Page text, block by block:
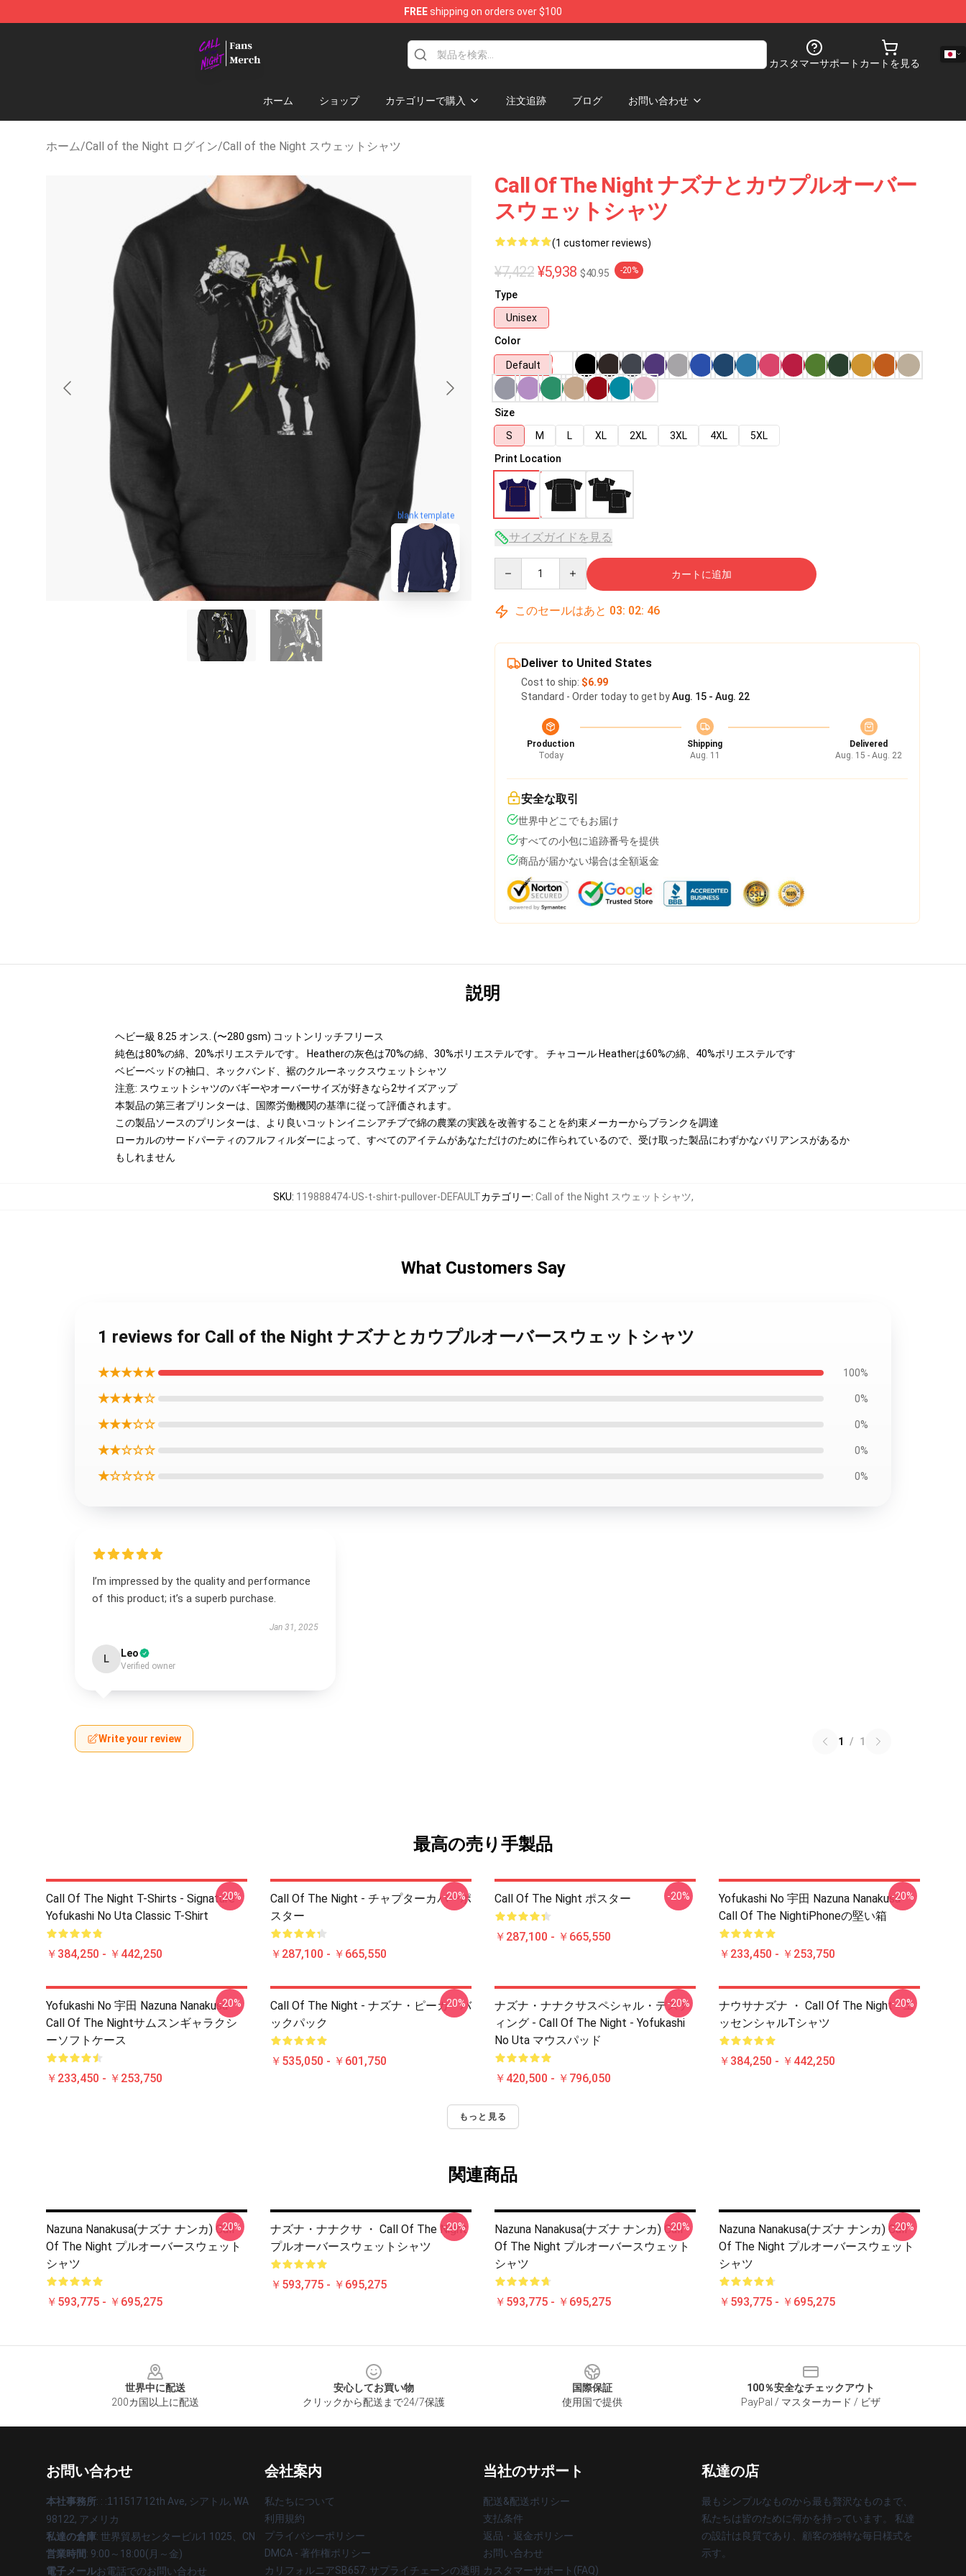
FREEshipping on orders over $100
カスタマーサポート カートを見る
ホーム ショップ カテゴリーで購入 注文追跡 ブログ お問い合わせ
ホーム/Call of the Night ログイン/Call of the Night スウェットシャツ
blank template
Call Of The Night ナズナとカウプルオーバー
スウェットシャツ
(1 customer reviews)
¥7,422 ¥5,938 $40.95 -20%
Type
Unisex
Color
Default
Size
S
M L XL 2XL 3XL 4XL
5XL
Print Location
サイズガイドを見る
カートに追加
このセールはあと 03: 02: 45
Deliver to United States
Cost to ship: $6.99
Standard - Order today to get byAug. 15 - Aug. 22
Production
Today
Shipping
Aug. 11
Delivered
Aug. 15 - Aug. 22
安全な取引
世界中どこでもお届け
すべての小包に追跡番号を提供
商品が届かない場合は全額返金
説明
ヘビー級 8.25 オンス. (〜280 gsm) コットンリッチフリース
純色は80%の綿、20%ポリエステルです。 Heatherの灰色は70%の綿、30%ポリエステルです。 チャコール Heatherは60%の綿、40%ポリエステルです
ベビーベッドの袖口、ネックバンド、裾のクルーネックスウェットシャツ
注意: スウェットシャツのバギーやオーバーサイズが好きなら2サイズアップ
本製品の第三者プリンターは、国際労働機関の基準に従って評価されます。
この製品ソースのプリンターは、より良いコットンイニシアチブで綿の農業の実践を改善することを約束メーカーからブランクを調達
ローカルのサードパーティのフルフィルダーによって、すべてのアイテムがあなただけのために作られているので、受け取った製品にわずかなバリアンスがあるか
もしれません
SKU: 119888474-US-t-shirt-pullover-DEFAULTカテゴリー: Call of the Night スウェットシャツ,
What Customers Say
1 reviews for Call of the Night ナズナとカウプルオーバースウェットシャツ
★★★★★ 100%
★★★★☆ 0%
★★★☆☆ 0%
★★☆☆☆ 0%
★☆☆☆☆ 0%
I’m impressed by the quality and performance
of this product; it’s a superb purchase.
Jan 31, 2025
L Leo
Verified owner
Write your review 1 / 1
最高の売り手製品
Call Of The Night T-Shirts - Signature
Yofukashi No Uta Classic T-Shirt
￥384,250 - ￥442,250
-20%
Call Of The Night - チャプターカバーポ
スター
￥287,100 - ￥665,550
-20% Call Of The Night ポスター
￥287,100 - ￥665,550
-20%
Yofukashi No 宇田 Nazuna Nanakusa
Call Of The NightiPhoneの堅い箱
￥233,450 - ￥253,750
-20%
Yofukashi No 宇田 Nazuna Nanakusa
Call Of The Nightサムスンギャラクシ
ーソフトケース
￥233,450 - ￥253,750
-20%
Call Of The Night - ナズナ・ピーカ・バ
ックパック
￥535,050 - ￥601,750
-20%
ナズナ・ナナクサスペシャル・デステ
ィング - Call Of The Night - Yofukashi
No Uta マウスパッド
￥420,500 - ￥796,050
-20%
ナウサナズナ ・ Call Of The Night - エ
ッセンシャルTシャツ
￥384,250 - ￥442,250
-20%
もっと見る
関連商品
Nazuna Nanakusa(ナズナ ナンカ) Call
Of The Night プルオーバースウェット
シャツ
￥593,775 - ￥695,275
-20%
ナズナ・ナナクサ ・ Call Of The Night
プルオーバースウェットシャツ
￥593,775 - ￥695,275
-20%
Nazuna Nanakusa(ナズナ ナンカ) Call
Of The Night プルオーバースウェット
シャツ
￥593,775 - ￥695,275
-20%
Nazuna Nanakusa(ナズナ ナンカ) Call
Of The Night プルオーバースウェット
シャツ
￥593,775 - ￥695,275
-20%
世界中に配送
200カ国以上に配送
安心してお買い物
クリックから配送まで24/7保護
国際保証
使用国で提供
100％安全なチェックアウト
PayPal / マスターカード / ビザ
お問い合わせ
本社事務所: : :1 11517 12th Ave, シアトル, WA
98122, アメリカ
私達の倉庫: 世界貿易センタービル1 1025、CN
営業時間: 9:00～18:00(月～金)
電子メールお電話でのお問い合わせ
会社案内
私たちについて
利用規約
プライバシーポリシー
DMCA - 著作権ポリシー
カリフォルニアSB657: サプライチェーンの透明
当社のサポート
配送&配送ポリシー
支払条件
返品・返金ポリシー
お問い合わせ
カスタマーサポート(FAQ)
私達の店
最もシンプルなものから最も贅沢なものまで、
私たちは皆のために何かを持っています。 私達
の設計は良質であり、顧客の独特な毎日様式を
示す。